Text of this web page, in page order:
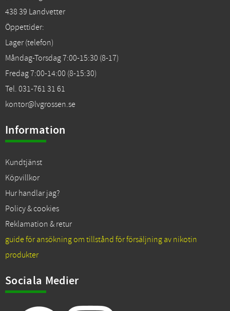
438 39 Landvetter
Öppettider:
Lager (telefon)
Måndag-Torsdag 7:00-15:30 (8-17)
Fredag 7:00-14:00 (8-15:30)
Tel. 031-761 31 61
kontor@lvgrossen.se
Information
Kundtjänst
Köpvillkor
Hur handlar jag?
Policy & cookies
Reklamation & retur
guide för ansökning om tillstånd för försäljning av nikotin
produkter
Sociala Medier